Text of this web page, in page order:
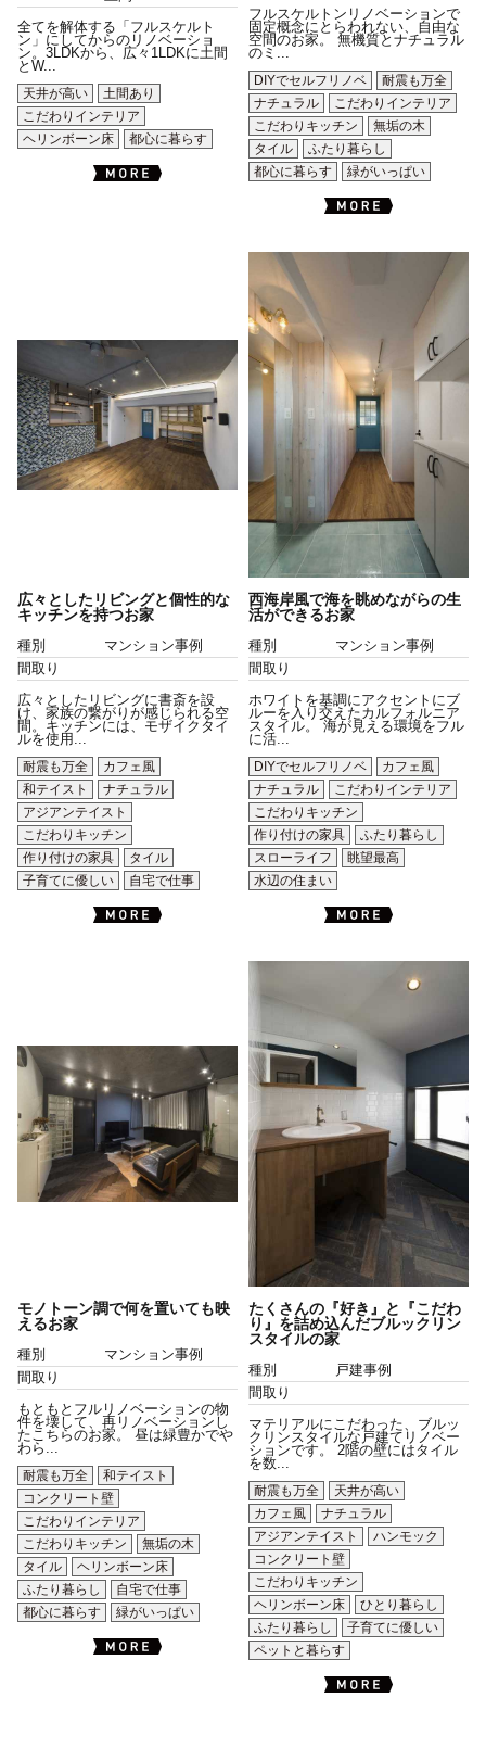
全てを解体する「フルスケルト
ン」にしてからのリノベーショ
ン。3LDKから、広々1LDKに土間
とW...
天井が高い
土間あり
こだわりインテリア
ヘリンボーン床
都心に暮らす
フルスケルトンリノベーションで
固定概念にとらわれない、自由な
空間のお家。 無機質とナチュラル
のミ...
DIYでセルフリノベ
耐震も万全
ナチュラル
こだわりインテリア
こだわりキッチン
無垢の木
タイル
ふたり暮らし
都心に暮らす
緑がいっぱい
広々としたリビングと個性的な
キッチンを持つお家
種別
マンション事例
間取り
広々としたリビングに書斎を設
け、家族の繋がりが感じられる空
間。キッチンには、モザイクタイ
ルを使用...
耐震も万全
カフェ風
和テイスト
ナチュラル
アジアンテイスト
こだわりキッチン
作り付けの家具
タイル
子育てに優しい
自宅で仕事
西海岸風で海を眺めながらの生
活ができるお家
種別
マンション事例
間取り
ホワイトを基調にアクセントにブ
ルーを入り交えたカルフォルニア
スタイル。 海が見える環境をフル
に活...
DIYでセルフリノベ
カフェ風
ナチュラル
こだわりインテリア
こだわりキッチン
作り付けの家具
ふたり暮らし
スローライフ
眺望最高
水辺の住まい
モノトーン調で何を置いても映
えるお家
種別
マンション事例
間取り
もともとフルリノベーションの物
件を壊して、再リノベーションし
たこちらのお家。 昼は緑豊かでや
わら...
耐震も万全
和テイスト
コンクリート壁
こだわりインテリア
こだわりキッチン
無垢の木
タイル
ヘリンボーン床
ふたり暮らし
自宅で仕事
都心に暮らす
緑がいっぱい
たくさんの『好き』と『こだわ
り』を詰め込んだブルックリン
スタイルの家
種別
戸建事例
間取り
マテリアルにこだわった、ブルッ
クリンスタイルな戸建てリノベー
ションです。 2階の壁にはタイル
を数...
耐震も万全
天井が高い
カフェ風
ナチュラル
アジアンテイスト
ハンモック
コンクリート壁
こだわりキッチン
ヘリンボーン床
ひとり暮らし
ふたり暮らし
子育てに優しい
ペットと暮らす